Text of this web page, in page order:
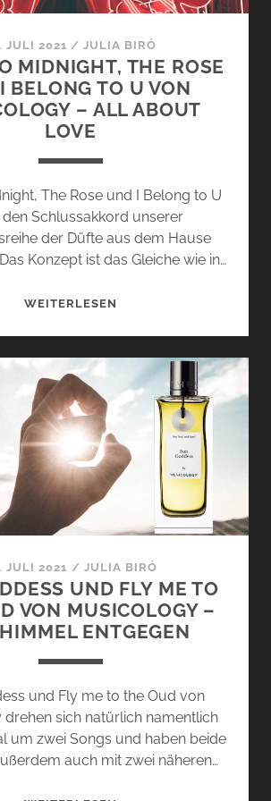
JULI 2021 /JULIA BIRÓ
MIDNIGHT, THE ROSE
BELONG TO U VON
– ALL ABOUT
LOVE
The Rose und I Belong to U
Schlussakkord unserer
der Düfte aus dem Hause
Konzept ist das Gleiche wie in…
WEITERLESEN
ROSE
BELONG
TO
MUSICOLOGY
ALL
ABOUT
LOVE
JULI 2021 / JULIA BIRÓ
UND FLY ME TO
VON MUSICOLOGY –
ENTGEGEN
und Fly me to the Oud von
sich natürlich namentlich
um zwei Songs und haben beide
auch mit zwei näheren…